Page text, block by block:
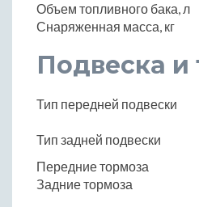
Объем топливного бака, л
Снаряженная масса, кг
Подвеска и
Тип передней подвески
Тип задней подвески
Передние тормоза
Задние тормоза